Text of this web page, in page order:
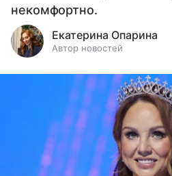
некомфортно.
Екатерина Опарина
Автор новостей